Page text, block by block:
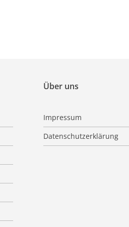
Über uns
Impressum
Datenschutzerklärung